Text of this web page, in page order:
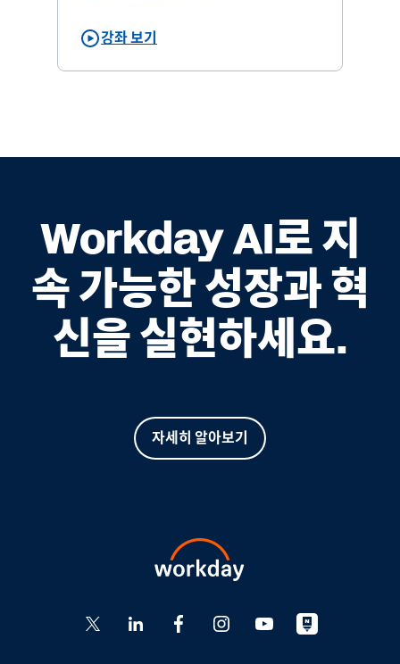
강좌 보기
Workday AI로 지
속 가능한 성장과 혁
신을 실현하세요.
자세히 알아보기